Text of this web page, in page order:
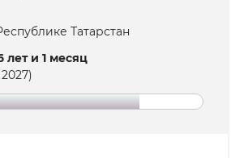
Татарстан
лет и 1 месяц